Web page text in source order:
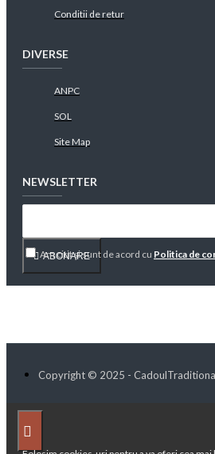
Conditii de retur
DIVERSE
ANPC
SOL
Site Map
NEWSLETTER
ABONARE
Am citit şi sunt de acord cu Politica de
Copyright © 2025 -